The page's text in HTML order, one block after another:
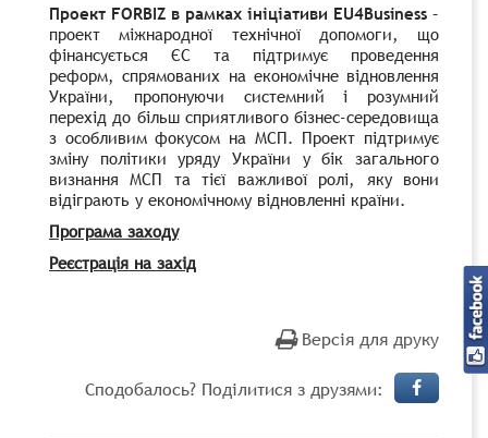
Проект FORBIZ в рамках ініціативи EU4Business –
проект міжнародної технічної допомоги, що
фінансується ЄС та підтримує проведення
реформ, спрямованих на економічне відновлення
України, пропонуючи системний і розумний
перехід до більш сприятливого бізнес-середовища
з особливим фокусом на МСП. Проект підтримує
зміну політики уряду України у бік загального
визнання МСП та тієї важливої ролі, яку вони
відіграють у економічному відновленні країни.
Програма заходу
Реєстрація на захід
Версія для друку
Сподобалось? Поділитися з друзями: